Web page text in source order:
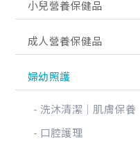
小兒營養保健品
成人營養保健品
婦幼照護
洗沐清潔│肌膚保養
口腔護理